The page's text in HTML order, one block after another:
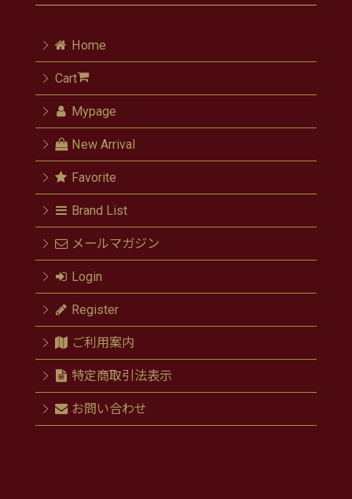
Home
Cart
Mypage
New Arrival
Favorite
Brand List
メールマガジン
Login
Register
ご利用案内
特定商取引法表示
お問い合わせ